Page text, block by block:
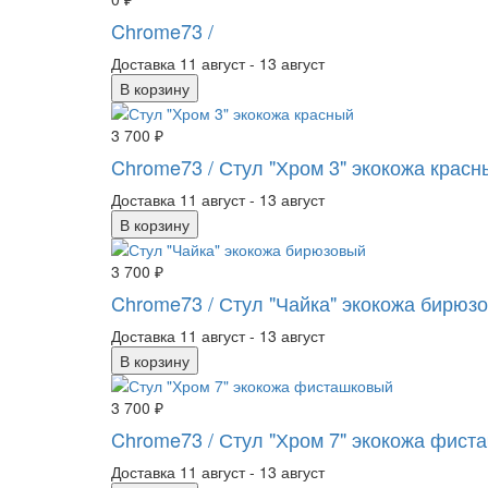
Chrome73 /
Доставка 11 август - 13 август
В корзину
3 700 ₽
Chrome73 / Стул "Хром 3" экокожа
Доставка 11 август - 13 август
В корзину
3 700 ₽
Chrome73 / Стул "Чайка" экокожа
Доставка 11 август - 13 август
В корзину
3 700 ₽
Chrome73 / Стул "Хром 7" экокожа
Доставка 11 август - 13 август